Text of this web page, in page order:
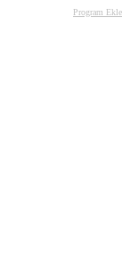
Program Ekle